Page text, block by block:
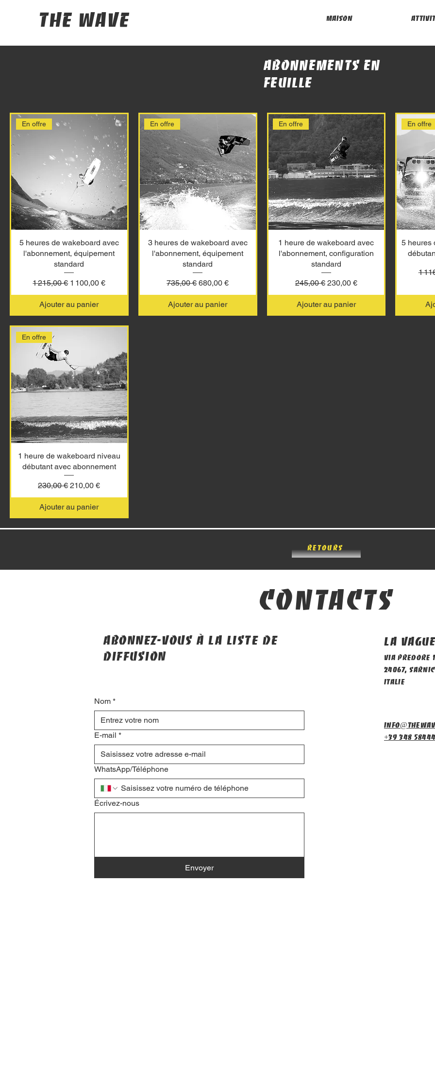
The Wave Maison
Abonnements en
feuille
En offre
5 heures de wakeboard avec
l'abonnement, équipement
standard
Prix original
1 215,00 € Prix promotionnel
1 100,00 €
Ajouter au panier
En offre
3 heures de wakeboard avec
l'abonnement, équipement
standard
Prix original
735,00 € Prix promotionnel
680,00 €
Ajouter au panier
En offre
1 heure de wakeboard avec
l'abonnement, configuration
standard
Prix original
245,00 € Prix promotionnel
230,00 €
Ajouter au panier
En offre
5 heures
Prix
1
En offre
1 heure de wakeboard niveau
débutant avec abonnement
Prix original
230,00 €Prix promotionnel
210,00 €
Ajouter au panier
retours
contacts
Abonnez-vous à la liste de
diffusion
Nom *
E-mail *
WhatsApp/Téléphone
Écrivez-nous
Envoyer
La vague
Via Predore
24067,
Italie
+39 348